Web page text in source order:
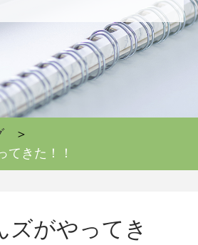
てきた！！
ズがやってき